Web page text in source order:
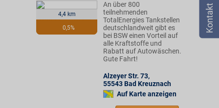
☎ 0800 - 279 25 82
4,4 km
0,5%
An über 800
teilnehmenden
TotalEnergies Tankstellen
deutschlandweit gibt es
bei BSW einen Vorteil auf
alle Kraftstoffe und
Rabatt auf Autowäschen.
Gute Fahrt!
Alzeyer Str. 73,
55543 Bad Kreuznach
Auf Karte anzeigen